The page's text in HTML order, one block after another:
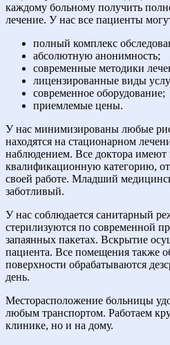
каждому больному получить
лечение. У нас все пациенты
полный комплекс
абсолютную анонимность;
современные методики
лицензированные виды
современное оборудование;
приемлемые цены.
У нас минимизированы любые
находятся на стационарном
наблюдением. Все доктора
квалификационную категорию,
своей работе. Младший
заботливый.
У нас соблюдается санитарный
стерилизуются по современной
запаянных пакетах. Вскрытие
пациента. Все помещения также
поверхности обрабатываются
день.
Месторасположение больницы
любым транспортом. Работаем
клинике, но и на дому.